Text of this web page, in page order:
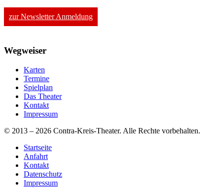
zur Newsletter Anmeldung
Wegweiser
Karten
Termine
Spielplan
Das Theater
Kontakt
Impressum
© 2013 – 2026 Contra-Kreis-Theater. Alle Rechte vorbehalten.
Startseite
Anfahrt
Kontakt
Datenschutz
Impressum